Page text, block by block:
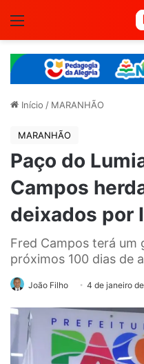
Início / MARANHÃO
MARANHÃO
Paço do
Campos
deixados por
Fred Campos terá um
próximos 100 dias de
João Filho 4 de janeiro